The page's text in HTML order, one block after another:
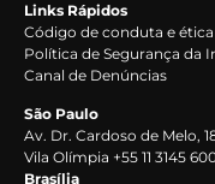
Links Rápidos
Código de conduta e ética
Política de Segurança da
Canal de Denúncias
São Paulo
Av. Dr. Cardoso de Melo,
Vila Olímpia +55 11 3145
Brasília